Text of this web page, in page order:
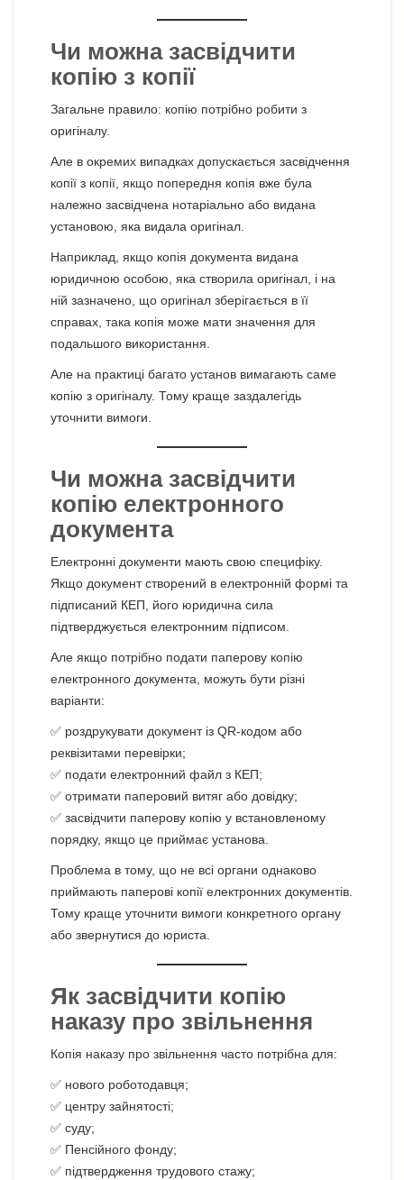
Чи можна засвідчити
копію з копії
Загальне правило: копію потрібно робити з
оригіналу.
Але в окремих випадках допускається засвідчення
копії з копії, якщо попередня копія вже була
належно засвідчена нотаріально або видана
установою, яка видала оригінал.
Наприклад, якщо копія документа видана
юридичною особою, яка створила оригінал, і на
ній зазначено, що оригінал зберігається в її
справах, така копія може мати значення для
подальшого використання.
Але на практиці багато установ вимагають саме
копію з оригіналу. Тому краще заздалегідь
уточнити вимоги.
Чи можна засвідчити
копію електронного
документа
Електронні документи мають свою специфіку.
Якщо документ створений в електронній формі та
підписаний КЕП, його юридична сила
підтверджується електронним підписом.
Але якщо потрібно подати паперову копію
електронного документа, можуть бути різні
варіанти:
✅ роздрукувати документ із QR-кодом або
реквізитами перевірки;
✅ подати електронний файл з КЕП;
✅ отримати паперовий витяг або довідку;
✅ засвідчити паперову копію у встановленому
порядку, якщо це приймає установа.
Проблема в тому, що не всі органи однаково
приймають паперові копії електронних документів.
Тому краще уточнити вимоги конкретного органу
або звернутися до юриста.
Як засвідчити копію
наказу про звільнення
Копія наказу про звільнення часто потрібна для:
✅ нового роботодавця;
✅ центру зайнятості;
✅ суду;
✅ Пенсійного фонду;
✅ підтвердження трудового стажу;